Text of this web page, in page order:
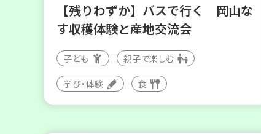
【残りわずか】バスで行く 岡山な
す収穫体験と産地交流会
子ども 親子で楽しむ
学び・体験 食